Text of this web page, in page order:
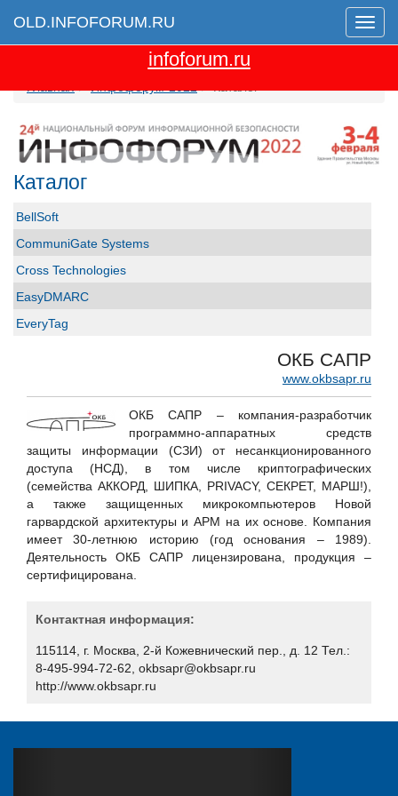
Меню
OLD.INFOFORUM.RU
Перейти на новую версию сайта
infoforum.ru
Каталог
BellSoft
CommuniGate Systems
Cross Technologies
EasyDMARC
EveryTag
Huawei
ICT-Online.ru «Инфокоммуникации онлайн»
LURE IT / ООО «Люр АйТи»
Positive Technologies
RSpectr
RuSIEM
Skybox Security
Softline
SoftMall
SONET
Staffcop
TrueConf
ОКБ САПР
www.okbsapr.ru
ОКБ САПР – компания-разработчик
программно-аппаратных средств
защиты информации (СЗИ) от несанкционированного
доступа (НСД), в том числе криптографических
(семейства АККОРД, ШИПКА, PRIVACY, СЕКРЕТ, МАРШ!),
а также защищенных микрокомпьютеров Новой
гарвардской архитектуры и АРМ на их основе. Компания
имеет 30-летнюю историю (год основания – 1989).
Деятельность ОКБ САПР лицензирована, продукция –
сертифицирована.
Контактная информация:
115114, г. Москва, 2-й Кожевнический пер., д. 12 Тел.:
8-495-994-72-62, okbsapr@okbsapr.ru
http://www.okbsapr.ru